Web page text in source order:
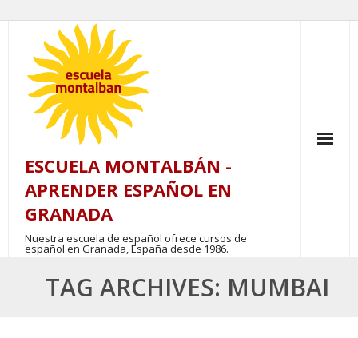
content
ESCUELA MONTALBÁN -
APRENDER ESPAÑOL EN
GRANADA
Nuestra escuela de español ofrece cursos de
español en Granada, España desde 1986.
TAG ARCHIVES: MUMBAI